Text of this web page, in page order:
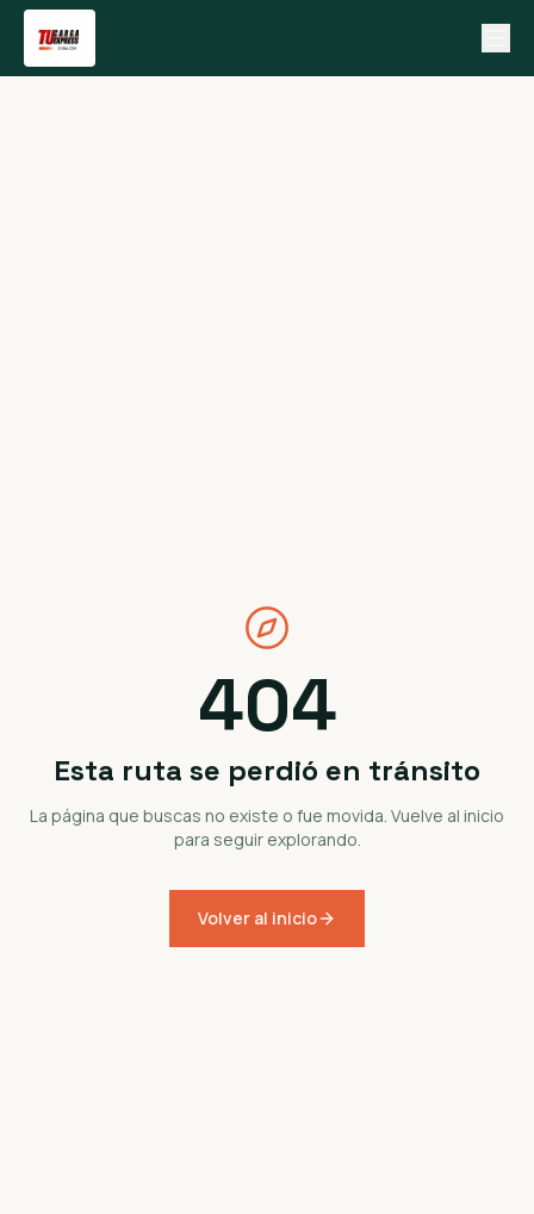
404
Esta ruta se perdió en tránsito
La página que buscas no existe o fue movida. Vuelve al inicio
para seguir explorando.
Volver al inicio